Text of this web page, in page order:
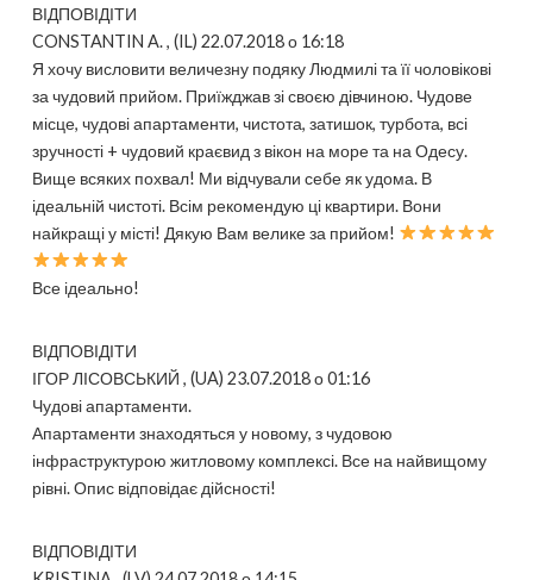
ВІДПОВІДІТИ
CONSTANTIN A. , (IL) 22.07.2018 о 16:18
Я хочу висловити величезну подяку Людмилі та її чоловікові
за чудовий прийом. Приїжджав зі своєю дівчиною. Чудове
місце, чудові апартаменти, чистота, затишок, турбота, всі
зручності + чудовий краєвид з вікон на море та на Одесу.
Вище всяких похвал! Ми відчували себе як удома. В
ідеальній чистоті. Всім рекомендую ці квартири. Вони
найкращі у місті! Дякую Вам велике за прийом!
Все ідеально!
ВІДПОВІДІТИ
ІГОР ЛІСОВСЬКИЙ , (UA) 23.07.2018 о 01:16
Чудові апартаменти.
Апартаменти знаходяться у новому, з чудовою
інфраструктурою житловому комплексі. Все на найвищому
рівні. Опис відповідає дійсності!
ВІДПОВІДІТИ